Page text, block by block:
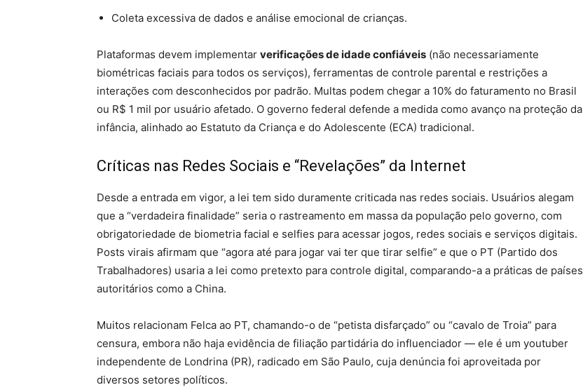
Coleta excessiva de dados e análise emocional de crianças.
Plataformas devem implementar verificações de idade confiáveis (não necessariamente
biométricas faciais para todos os serviços), ferramentas de controle parental e restrições a
interações com desconhecidos por padrão. Multas podem chegar a 10% do faturamento no Brasil
ou R$ 1 mil por usuário afetado. O governo federal defende a medida como avanço na proteção da
infância, alinhado ao Estatuto da Criança e do Adolescente (ECA) tradicional.
Críticas nas Redes Sociais e “Revelações” da Internet
Desde a entrada em vigor, a lei tem sido duramente criticada nas redes sociais. Usuários alegam
que a “verdadeira finalidade” seria o rastreamento em massa da população pelo governo, com
obrigatoriedade de biometria facial e selfies para acessar jogos, redes sociais e serviços digitais.
Posts virais afirmam que “agora até para jogar vai ter que tirar selfie” e que o PT (Partido dos
Trabalhadores) usaria a lei como pretexto para controle digital, comparando-a a práticas de países
autoritários como a China.
Muitos relacionam Felca ao PT, chamando-o de “petista disfarçado” ou “cavalo de Troia” para
censura, embora não haja evidência de filiação partidária do influenciador — ele é um youtuber
independente de Londrina (PR), radicado em São Paulo, cuja denúncia foi aproveitada por
diversos setores políticos.